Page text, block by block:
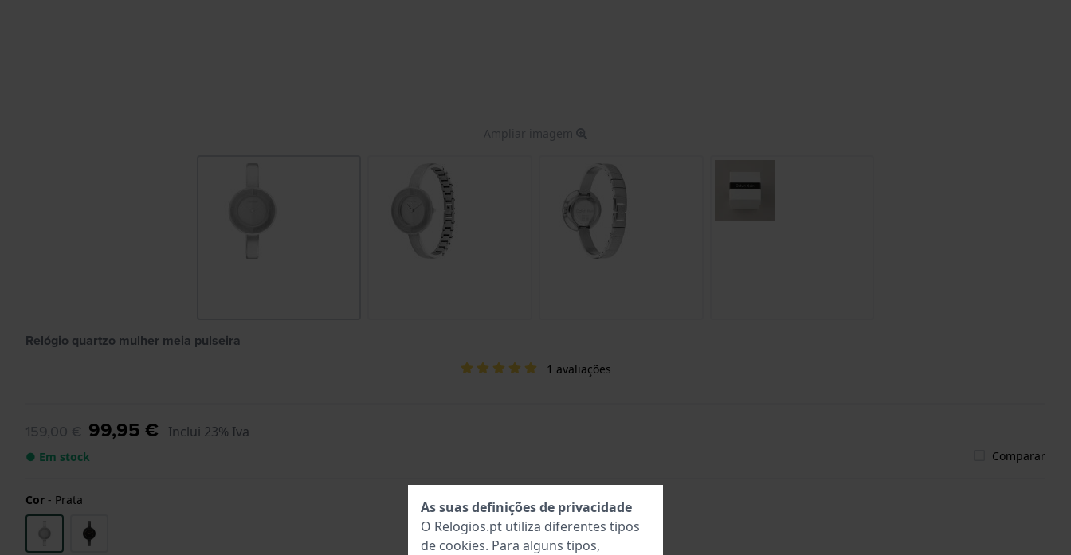
Ampliar imagem
Relógio quartzo mulher meia pulseira
1 avaliações
159,00 € 99,95 € Inclui 23% Iva
● Em stock Comparar
Cor - Prata
As suas definições de privacidade
O Relogios.pt utiliza diferentes tipos
de cookies. Para alguns tipos,